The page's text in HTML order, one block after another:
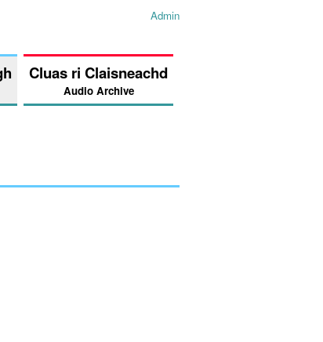
Admin
Cluas ri Claisneachd
Audio Archive